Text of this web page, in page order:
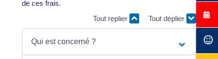
de ces frais.
Tout replier
Tout déplier
Qui est concerné ?